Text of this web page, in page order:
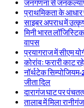
जनगणना से जनकल्याण:
प्राथमिकता के आधार
साइबर अपराध में
मिनी भारत
वापस
प्रयागराज में सीएम
कोरांवः फरारी काट
नॉर्थटेक
जीता दिल
दारागंज घाट पर
तालाब में मिला